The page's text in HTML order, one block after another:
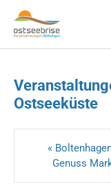
Skip to main navigation
Zum Hauptinhalt
Skip to page footer
Ostseeküste
«
Genuss